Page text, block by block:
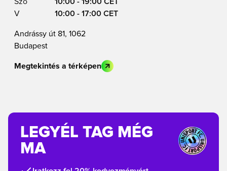
V
10:00 - 17:00 CET
Andrássy út 81, 1062
Budapest
Megtekintés a térképen
LEGYÉL TAG MÉG
MA